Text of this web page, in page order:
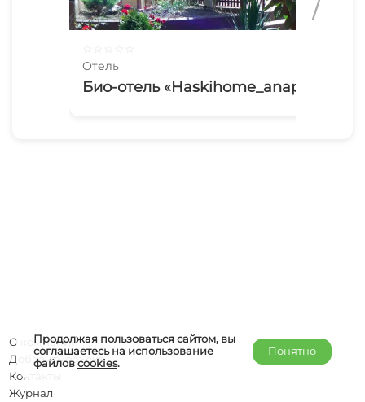
Отель
Био-отель «Haskihome_anapa»
Продолжая пользоваться сайтом, вы
соглашаетесь на использование
файловcookies.
Понятно
О компании
Добавить объект
Контакты
Журнал